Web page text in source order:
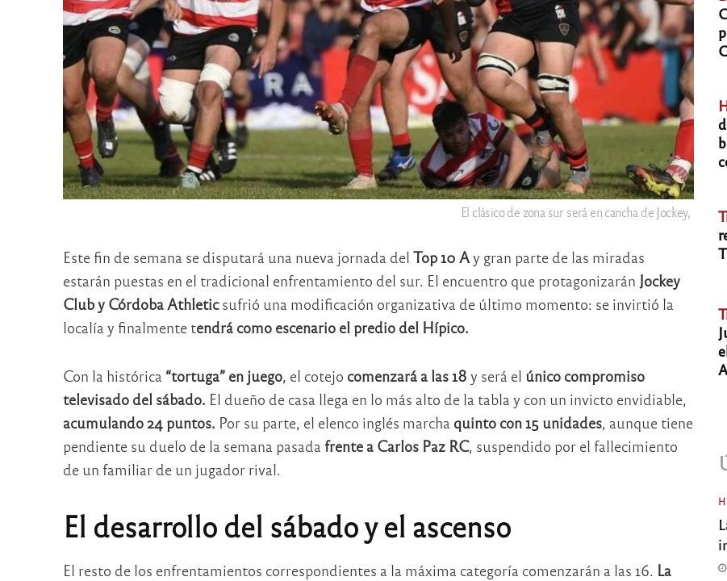
El clásico de zona sur será en cancha de Jockey,
Este fin de semana se disputará una nueva jornada del Top 10 Ay gran parte de las miradas
estarán puestas en el tradicional enfrentamiento del sur. El encuentro que protagonizarán Jockey
Club y Córdoba Athleticsufrió una modificación organizativa de último momento: se invirtió la
localía y finalmente tendrá como escenario el predio del Hípico.
Con la histórica “tortuga” en juego, el cotejo comenzará a las 18 y será el único compromiso
televisado del sábado. El dueño de casa llega en lo más alto de la tabla y con un invicto envidiable,
acumulando 24 puntos. Por su parte, el elenco inglés marcha quinto con 15 unidades, aunque tiene
pendiente su duelo de la semana pasada frente a Carlos Paz RC, suspendido por el fallecimiento
de un familiar de un jugador rival.
El desarrollo del sábado y el ascenso
El resto de los enfrentamientos correspondientes a la máxima categoría comenzarán a las 16. La